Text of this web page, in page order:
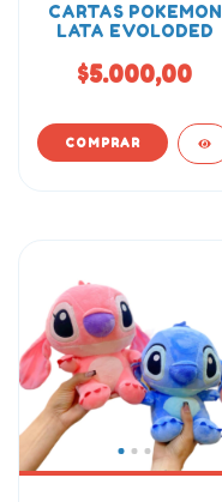
CARTAS POKEMON
LATA EVOLODED
$5.000,00